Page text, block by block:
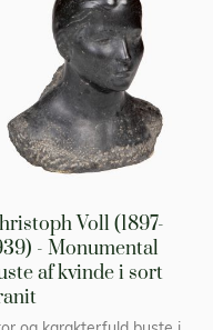
Voll (1897-
- Monumental
af kvinde i sort